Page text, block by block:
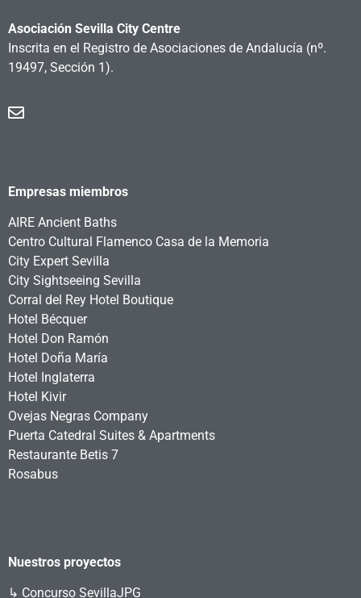
Asociación Sevilla City Centre
Inscrita en el Registro de Asociaciones de Andalucía (nº.
19497, Sección 1).
Empresas miembros
AIRE Ancient Baths
Centro Cultural Flamenco Casa de la Memoria
City Expert Sevilla
City Sightseeing Sevilla
Corral del Rey Hotel Boutique
Hotel Bécquer
Hotel Don Ramón
Hotel Doña María
Hotel Inglaterra
Hotel Kivir
Ovejas Negras Company
Puerta Catedral Suites & Apartments
Restaurante Betis 7
Rosabus
Nuestros proyectos
↳ Concurso SevillaJPG